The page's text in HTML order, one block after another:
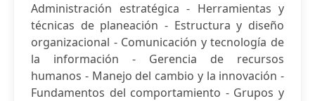
Administración estratégica - Herramientas y
técnicas de planeación - Estructura y diseño
organizacional - Comunicación y tecnología de
la información - Gerencia de recursos
humanos - Manejo del cambio y la innovación -
Fundamentos del comportamiento - Grupos y